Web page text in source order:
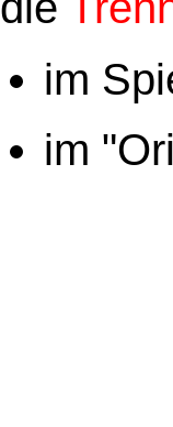
im
im